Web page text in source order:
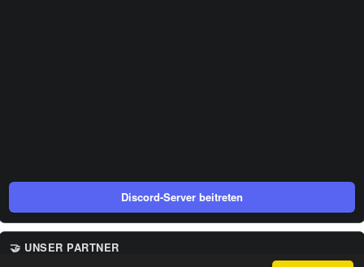
Discord-Server beitreten
🤝 UNSER PARTNER